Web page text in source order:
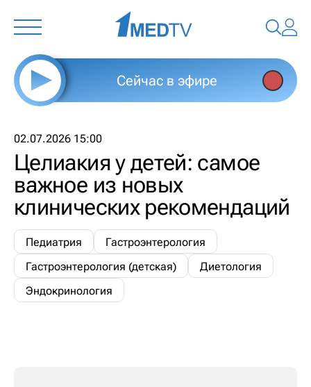
Сейчас в эфире
02.07.2026 15:00
Целиакия у детей: самое
важное из новых
клинических рекомендаций
Педиатрия
Гастроэнтерология
Гастроэнтерология (детская)
Диетология
Эндокринология